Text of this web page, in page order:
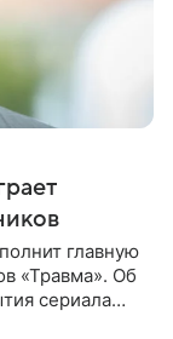
главную
«Травма». Об
сериала